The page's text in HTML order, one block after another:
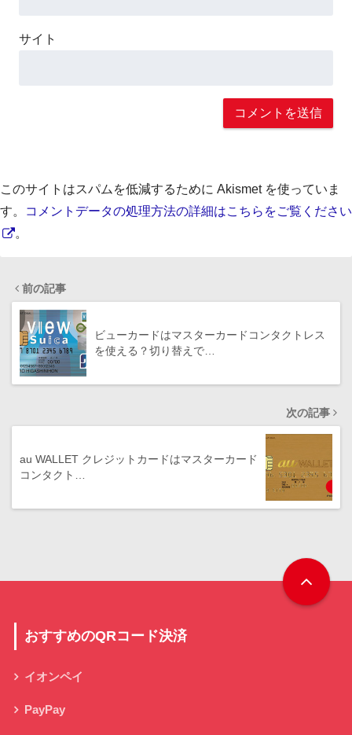
サイト
このサイトはスパムを低減するために Akismet を使っていま
す。
コメントデータの処理方法の詳細はこちらをご覧ください
。
前の記事
ビューカードはマスターカードコンタクトレス
を使える？切り替えで…
次の記事
au WALLET クレジットカードはマスターカード
コンタクト…
おすすめのQRコード決済
イオンペイ
PayPay